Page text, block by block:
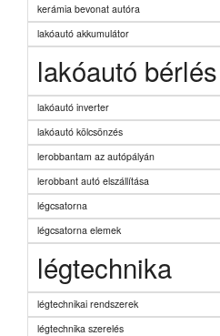
kerámia bevonat autóra
lakóautó akkumulátor
lakóautó bérlés
lakóautó inverter
lakóautó kölcsönzés
lerobbantam az autópályán
lerobbant autó elszállítása
légcsatorna
légcsatorna elemek
légtechnika
légtechnikai rendszerek
légtechnika szerelés